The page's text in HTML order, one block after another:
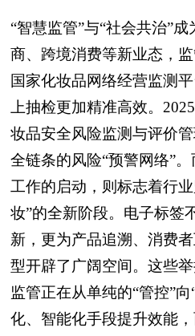
“智慧监管”与“社会共治”
商、跨境消费等新业态，
国家化妆品网络经营监测
上抽检更加精准高效。
妆品安全风险监测与评价
全链条的风险“预警网络”
工作的启动，则标志着行
妆”的全新阶段。电子标签
新，更为产品追溯、消费
型开辟了广阔空间。这些
监管正在从单纯的“管控”
化、智能化手段提升效能